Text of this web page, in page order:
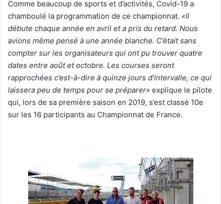
Comme beaucoup de sports et d’activités, Covid-19 a
chamboulé la programmation de ce championnat. «Il
débute chaque année en avril et a pris du retard. Nous
avions même pensé à une année blanche. C’était sans
compter sur les organisateurs qui ont pu trouver quatre
dates entre août et octobre. Les courses seront
rapprochées c’est-à-dire à quinze jours d’intervalle, ce qui
laissera peu de temps pour se préparer» explique le pilote
qui, lors de sa première saison en 2019, s’est classé 10e
sur les 16 participants au Championnat de France.